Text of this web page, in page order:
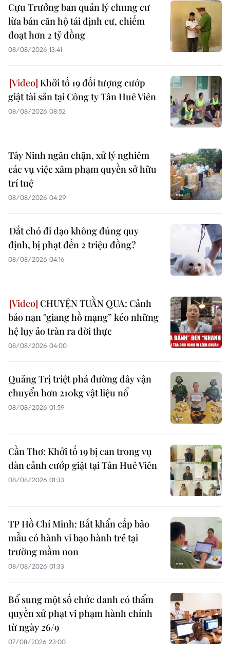
Cựu Trưởng ban quản lý chung cư
lừa bán căn hộ tái định cư, chiếm
đoạt hơn 2 tỷ đồng
08/08/2026 13:41
Khởi tố 19 đối tượng cướp
giật tài sản tại Công ty Tân Huê Viên
08/08/2026 08:52
Tây Ninh ngăn chặn, xử lý nghiêm
các vụ việc xâm phạm quyền sở hữu
trí tuệ
08/08/2026 04:29
Dắt chó đi dạo không đúng quy
định, bị phạt đến 2 triệu đồng?
08/08/2026 04:16
CHUYỆN TUẦN QUA: Cảnh
báo nạn "giang hồ mạng” kéo những
hệ lụy ảo tràn ra đời thực
08/08/2026 04:00
Quảng Trị triệt phá đường dây vận
chuyển hơn 210kg vật liệu nổ
08/08/2026 01:59
Cần Thơ: Khởi tố 19 bị can trong vụ
dàn cảnh cướp giật tại Tân Huê Viên
08/08/2026 01:33
TP Hồ Chí Minh: Bắt khẩn cấp bảo
mẫu có hành vi bạo hành trẻ tại
trường mầm non
08/08/2026 01:33
Bổ sung một số chức danh có thẩm
quyền xử phạt vi phạm hành chính
từ ngày 26/9
07/08/2026 23:00